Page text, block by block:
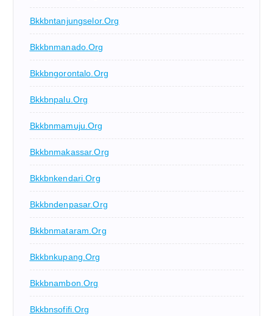
Bkkbntanjungselor.org
Bkkbnmanado.org
Bkkbngorontalo.org
Bkkbnpalu.org
Bkkbnmamuju.org
Bkkbnmakassar.org
Bkkbnkendari.org
Bkkbndenpasar.org
Bkkbnmataram.org
Bkkbnkupang.org
Bkkbnambon.org
Bkkbnsofifi.org